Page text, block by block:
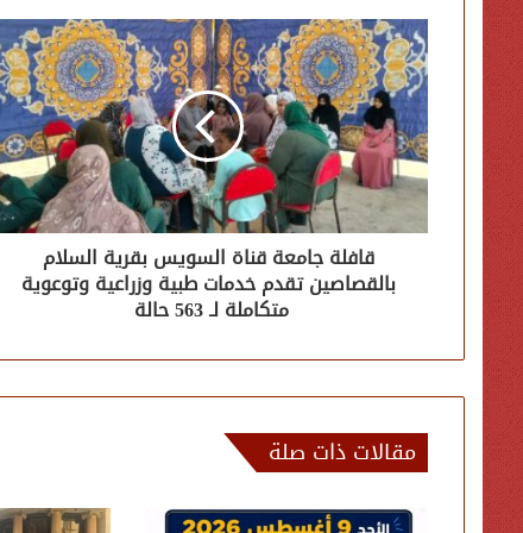
قافلة جامعة قناة السويس بقرية السلام
بالقصاصين تقدم خدمات طبية وزراعية وتوعوية
متكاملة لـ 563 حالة
مقالات ذات صلة